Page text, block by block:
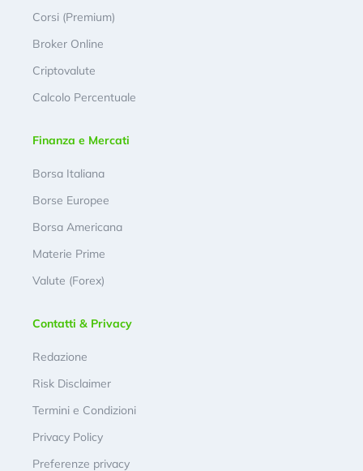
Corsi (Premium)
Broker Online
Criptovalute
Calcolo Percentuale
Finanza e Mercati
Borsa Italiana
Borse Europee
Borsa Americana
Materie Prime
Valute (Forex)
Contatti & Privacy
Redazione
Risk Disclaimer
Termini e Condizioni
Privacy Policy
Preferenze privacy